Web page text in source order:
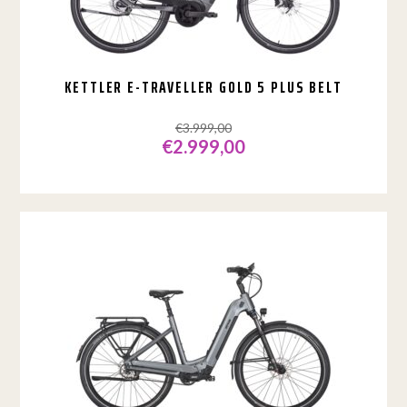
op
de
productpagina
KETTLER E-TRAVELLER GOLD 5 PLUS BELT
€3.999,00
€2.999,00
variaties.
optie
kan
gekozen
worden
op